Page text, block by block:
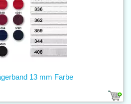
13 mm Farbe